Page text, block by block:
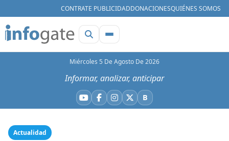
CONTRATE PUBLICIDADDONACIONESQUIÉNES SOMOS
Miércoles 5 De Agosto De 2026
Informar, analizar, anticipar
YouTube
Facebook
Instagram
X BBluesky
Actualidad